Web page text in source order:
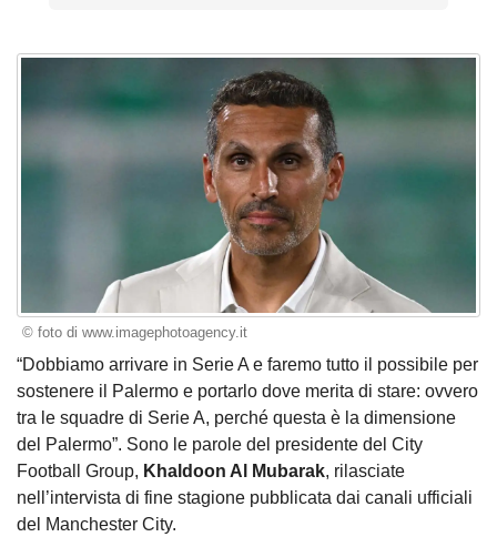
© foto di www.imagephotoagency.it
“Dobbiamo arrivare in Serie A e faremo tutto il possibile per
sostenere il Palermo e portarlo dove merita di stare: ovvero
tra le squadre di Serie A, perché questa è la dimensione
del Palermo”. Sono le parole del presidente del City
Football Group, Khaldoon Al Mubarak, rilasciate
nell’intervista di fine stagione pubblicata dai canali ufficiali
del Manchester City.